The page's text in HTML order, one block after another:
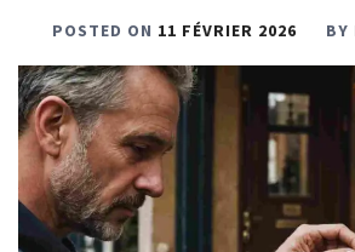
POSTED ON 11 FÉVRIER 2026 BY